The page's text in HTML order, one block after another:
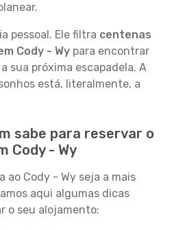
pessoal. Ele filtra centenas
Cody - Wy para encontrar
sua próxima escapadela. A
está, literalmente, a
sabe para reservar o
Cody - Wy
ao Cody - Wy seja a mais
aqui algumas dicas
o seu alojamento: